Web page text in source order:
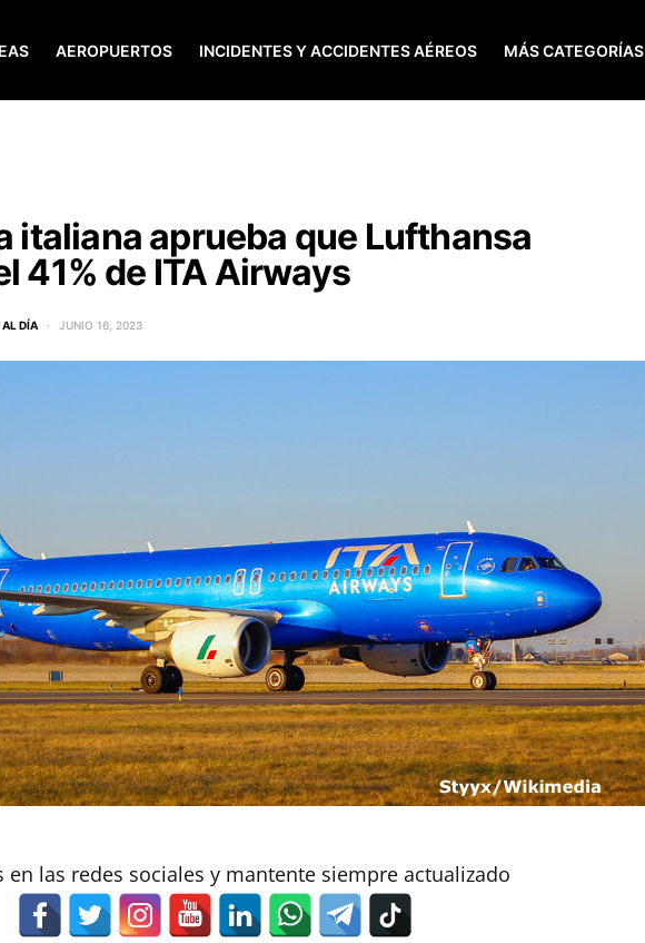
AEROPUERTOS INCIDENTES Y ACCIDENTES AÉREOS MÁS CATEGORÍAS
italiana aprueba que Lufthansa
41% de ITA Airways
DÍA JUNIO 16, 2023
en las redes sociales y mantente siempre actualizado